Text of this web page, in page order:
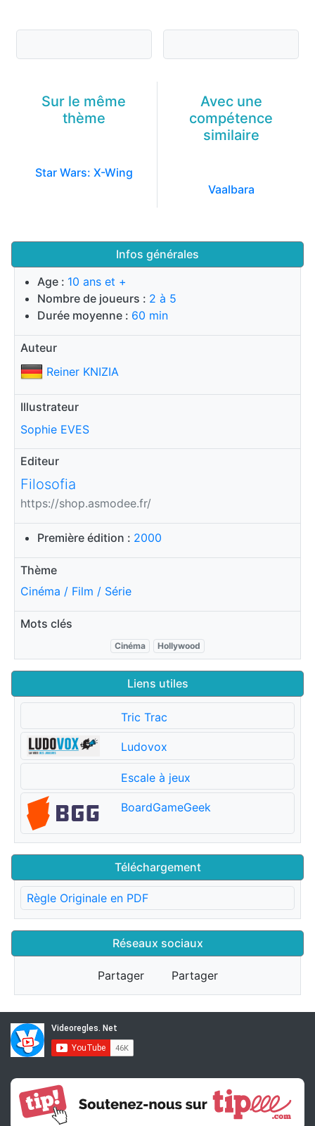
Infos générales
Age : 10 ans et +
Nombre de joueurs : 2 à 5
Durée moyenne : 60 min
Auteur
Reiner KNIZIA
Illustrateur
Sophie EVES
Editeur
Filosofia
https://shop.asmodee.fr/
Première édition : 2000
Thème
Cinéma / Film / Série
Mots clés
Cinéma Hollywood
Liens utiles
Tric Trac
Ludovox
Escale à jeux
BoardGameGeek
Téléchargement
Règle Originale en PDF
Réseaux sociaux
Partager Partager
Sur le même
thème
Star Wars: X-Wing
Avec une
compétence
similaire
Vaalbara